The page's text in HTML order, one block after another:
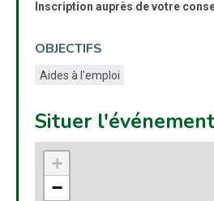
Inscription auprès de votre
OBJECTIFS
Aides à l'emploi
Situer l'événement
+
−